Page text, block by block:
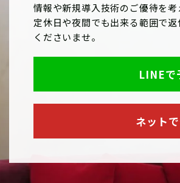
情報や新規導入技術のご優待を考
定休日や夜間でも出来る範囲で
くださいませ。
LINEで
ネット